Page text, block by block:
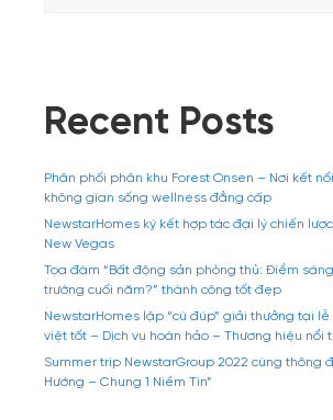
Recent Posts
Phân phối phân khu Forest Onsen – Nơi kết
không gian sống wellness đẳng cấp
NewstarHomes ký kết hợp tác đại lý chiến
New Vegas
Tọa đàm “Bất động sản phòng thủ: Điểm
trường cuối năm?” thành công tốt đẹp
NewstarHomes lập “cú đúp” giải thưởng tại
việt tốt – Dịch vụ hoàn hảo – Thương hiệu nổi
Summer trip NewstarGroup 2022 cùng thông
Hướng – Chung 1 Niềm Tin”